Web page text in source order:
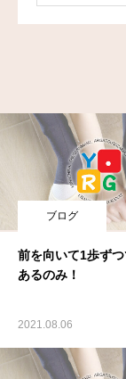
ブログ
前を向いて1歩ず
あるのみ！
2021.08.06